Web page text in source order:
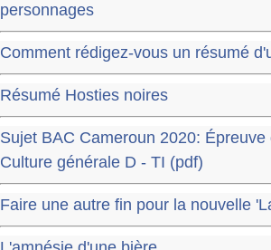
personnages
Comment rédigez-vous un résumé
Résumé Hosties noires
Sujet BAC Cameroun 2020:
Culture générale D - TI (pdf)
Faire une autre fin pour la nouvelle